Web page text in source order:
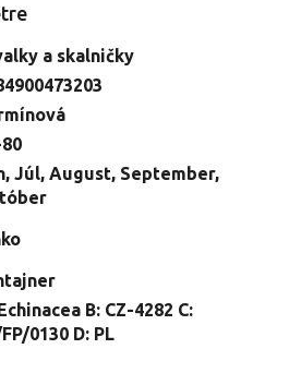
a skalničky
, Júl, August, September,
B: CZ-4282 C:
0130 D: PL